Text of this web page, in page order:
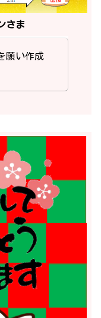
さま
願い作成